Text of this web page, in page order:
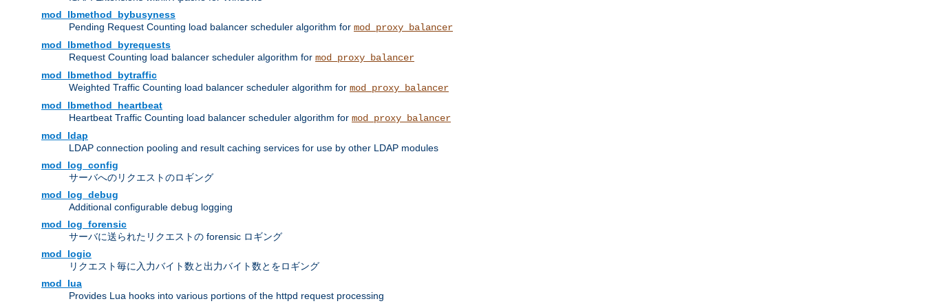
mod_lbmethod_bybusyness
Pending Request Counting load balancer scheduler algorithm for mod_proxy_balancer
mod_lbmethod_byrequests
Request Counting load balancer scheduler algorithm for mod_proxy_balancer
mod_lbmethod_bytraffic
Weighted Traffic Counting load balancer scheduler algorithm for mod_proxy_balancer
mod_lbmethod_heartbeat
Heartbeat Traffic Counting load balancer scheduler algorithm for mod_proxy_balancer
mod_ldap
LDAP connection pooling and result caching services for use by other LDAP modules
mod_log_config
サーバへのリクエストのロギング
mod_log_debug
Additional configurable debug logging
mod_log_forensic
サーバに送られたリクエストの forensic ロギング
mod_logio
リクエスト毎に入力バイト数と出力バイト数とをロギング
mod_lua
Provides Lua hooks into various portions of the httpd request processing